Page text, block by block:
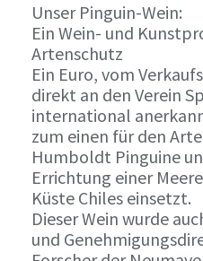
Unser Pinguin-Wein:
Ein Wein- und
Artenschutz
Ein Euro, vom
direkt an den Verein
international
zum einen für den
Humboldt Pinguine
Errichtung einer
Küste Chiles einsetzt.
Dieser Wein wurde
und